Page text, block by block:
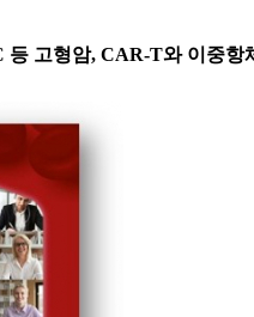
등 고형암, CAR-T와 이중